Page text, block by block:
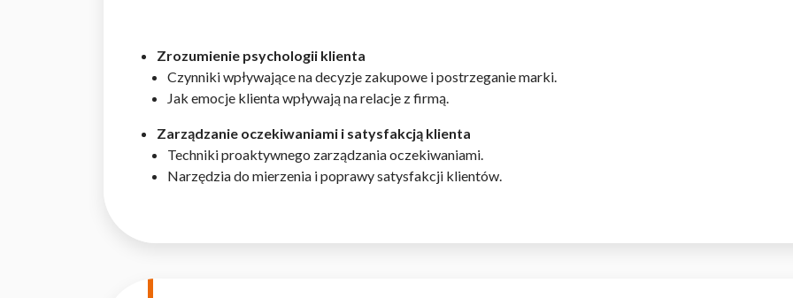
Zrozumienie psychologii klienta
Czynniki wpływające na decyzje zakupowe i postrzeganie marki.
Jak emocje klienta wpływają na relacje z firmą.
Zarządzanie oczekiwaniami i satysfakcją klienta
Techniki proaktywnego zarządzania oczekiwaniami.
Narzędzia do mierzenia i poprawy satysfakcji klientów.
Nieklasyfikowane pliki cookie, to pliki, które są w procesie klasyfikowania, wraz z dostawcami
Odrzuć